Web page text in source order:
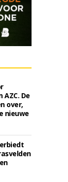
De
over,
nieuwe